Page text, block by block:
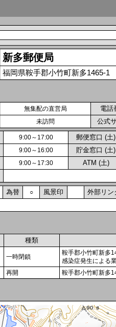
新多郵便局
福岡県鞍手郡小竹町新多1465-1
無集配の直営局 電話
未訪問 公式
9:00～17:00 郵便窓口 (土)
9:00～16:00 貯金窓口 (土)
9:00～17:30 ATM (土)
為替 ○ 風景印 外部リン
種類
一時閉鎖
鞍手郡小竹町新多
感染症発生による
再開 鞍手郡小竹町新多